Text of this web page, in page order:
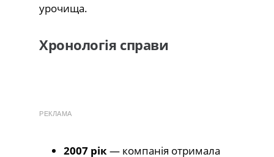
урочища.
Хронологія справи
РЕКЛАМА
2007 рік — компанія отримала